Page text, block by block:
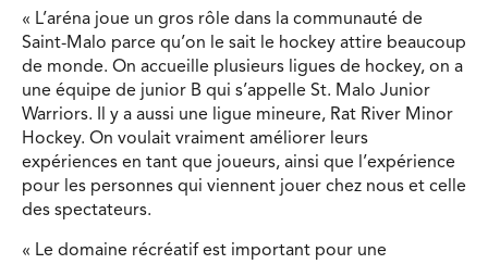
« L’aréna joue un gros rôle dans la communauté de
Saint-Malo parce qu’on le sait le hockey attire beaucoup
de monde. On accueille plusieurs ligues de hockey, on a
une équipe de junior B qui s’appelle St. Malo Junior
Warriors. Il y a aussi une ligue mineure, Rat River Minor
Hockey. On voulait vraiment améliorer leurs
expériences en tant que joueurs, ainsi que l’expérience
pour les personnes qui viennent jouer chez nous et celle
des spectateurs.
« Le domaine récréatif est important pour une